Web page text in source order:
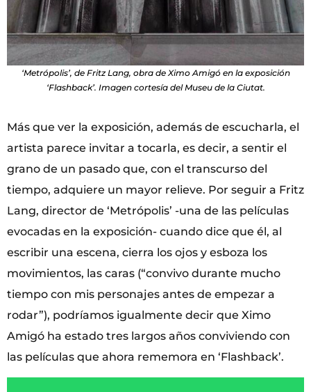
‘Metrópolis’, de Fritz Lang, obra de Ximo Amigó en la exposición
‘Flashback’. Imagen cortesía del Museu de la Ciutat.
Más que ver la exposición, además de escucharla, el
artista parece invitar a tocarla, es decir, a sentir el
grano de un pasado que, con el transcurso del
tiempo, adquiere un mayor relieve. Por seguir a Fritz
Lang, director de ‘Metrópolis’ -una de las películas
evocadas en la exposición- cuando dice que él, al
escribir una escena, cierra los ojos y esboza los
movimientos, las caras (“convivo durante mucho
tiempo con mis personajes antes de empezar a
rodar”), podríamos igualmente decir que Ximo
Amigó ha estado tres largos años conviviendo con
las películas que ahora rememora en ‘Flashback’.